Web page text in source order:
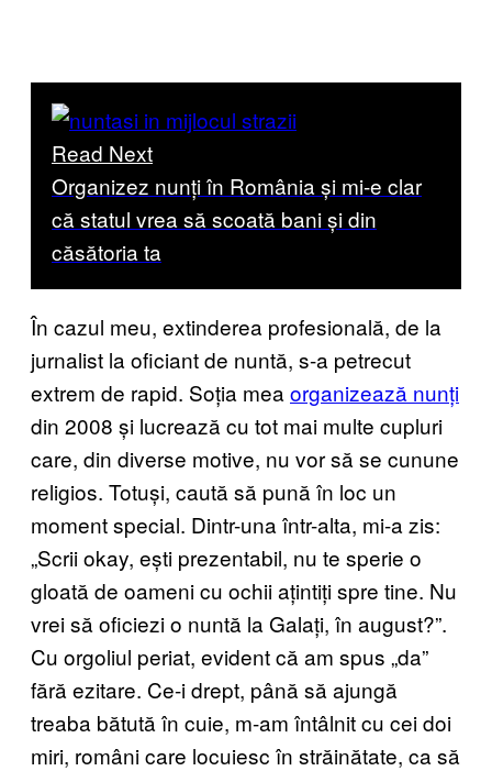
Read Next
Organizez nunți în România și mi-e clar
că statul vrea să scoată bani și din
căsătoria ta
În cazul meu, extinderea profesională, de la
jurnalist la oficiant de nuntă, s-a petrecut
extrem de rapid. Soția mea organizează nunți
din 2008 și lucrează cu tot mai multe cupluri
care, din diverse motive, nu vor să se cunune
religios. Totuși, caută să pună în loc un
moment special. Dintr-una într-alta, mi-a zis:
„Scrii okay, ești prezentabil, nu te sperie o
gloată de oameni cu ochii ațintiți spre tine. Nu
vrei să oficiezi o nuntă la Galați, în august?”.
Cu orgoliul periat, evident că am spus „da”
fără ezitare. Ce-i drept, până să ajungă
treaba bătută în cuie, m-am întâlnit cu cei doi
miri, români care locuiesc în străinătate, ca să